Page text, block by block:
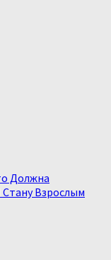
Должна
Стану Взрослым